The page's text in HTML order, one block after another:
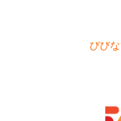
びび